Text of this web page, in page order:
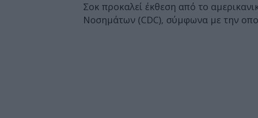
Σοκ προκαλεί έκθεση από το
Νοσημάτων (CDC), σύμφωνα με την